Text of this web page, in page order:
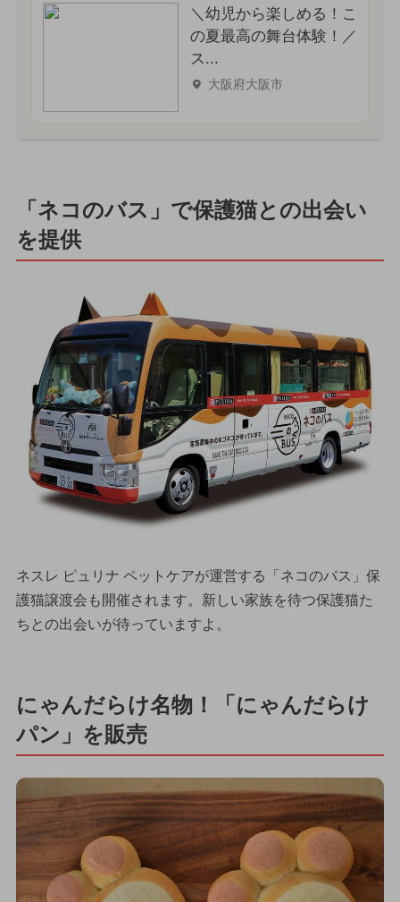
＼幼児から楽しめる！こ
の夏最高の舞台体験！／
ス...
大阪府大阪市
「ネコのバス」で保護猫との出会い
を提供
ネスレ ピュリナ ペットケアが運営する「ネコのバス」保
護猫譲渡会も開催されます。新しい家族を待つ保護猫た
ちとの出会いが待っていますよ。
にゃんだらけ名物！「にゃんだらけ
パン」を販売